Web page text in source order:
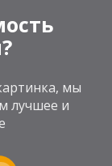
мы
лучшее и